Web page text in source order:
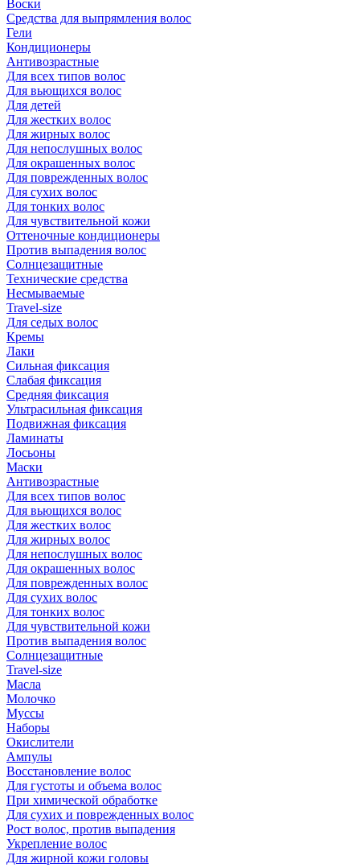
Воски
Средства для выпрямления волос
Гели
Кондиционеры
Антивозрастные
Для всех типов волос
Для вьющихся волос
Для детей
Для жестких волос
Для жирных волос
Для непослушных волос
Для окрашенных волос
Для поврежденных волос
Для сухих волос
Для тонких волос
Для чувствительной кожи
Оттеночные кондиционеры
Против выпадения волос
Солнцезащитные
Технические средства
Несмываемые
Travel-size
Для седых волос
Кремы
Лаки
Сильная фиксация
Слабая фиксация
Средняя фиксация
Ультрасильная фиксация
Подвижная фиксация
Ламинаты
Лосьоны
Маски
Антивозрастные
Для всех типов волос
Для вьющихся волос
Для жестких волос
Для жирных волос
Для непослушных волос
Для окрашенных волос
Для поврежденных волос
Для сухих волос
Для тонких волос
Для чувствительной кожи
Против выпадения волос
Солнцезащитные
Travel-size
Масла
Молочко
Муссы
Наборы
Окислители
Ампулы
Восстановление волос
Для густоты и объема волос
При химической обработке
Для сухих и поврежденных волос
Рост волос, против выпадения
Укрепление волос
Для жирной кожи головы